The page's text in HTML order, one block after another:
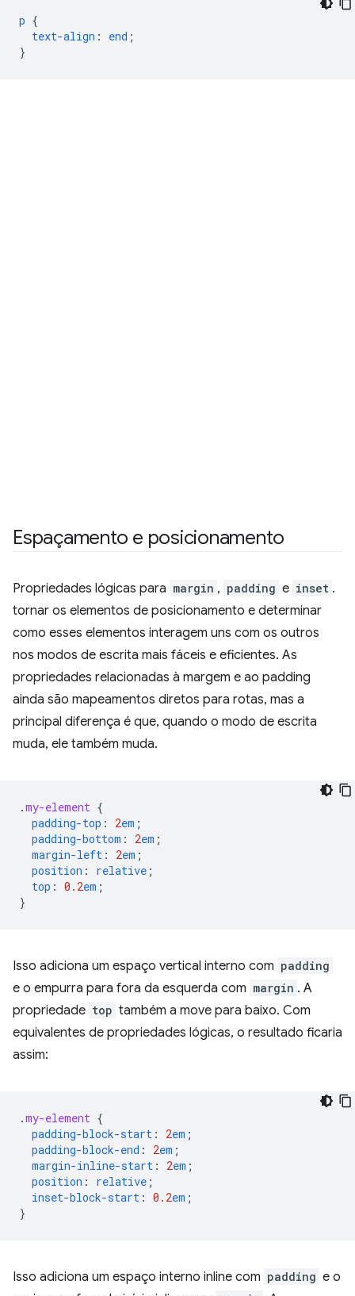
p {
text-align : end ;
}
Espaçamento e posicionamento
Propriedades lógicas para margin , padding e inset .
tornar os elementos de posicionamento e determinar
como esses elementos interagem uns com os outros
nos modos de escrita mais fáceis e eficientes. As
propriedades relacionadas à margem e ao padding
ainda são mapeamentos diretos para rotas, mas a
principal diferença é que, quando o modo de escrita
muda, ele também muda.
.my-element {
padding-top : 2em ;
padding-bottom : 2em ;
margin-left : 2em ;
position : relative ;
top : 0.2em ;
}
Isso adiciona um espaço vertical interno com padding
e o empurra para fora da esquerda com margin . A
propriedade top também a move para baixo. Com
equivalentes de propriedades lógicas, o resultado ficaria
assim:
.my-element {
padding-block-start : 2em ;
padding-block-end : 2em ;
margin-inline-start : 2em ;
position : relative ;
inset-block-start : 0.2em ;
}
Isso adiciona um espaço interno inline com padding e o